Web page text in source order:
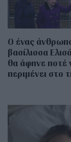
Ο ένας
βασίλισσα
θα άφηνε ποτέ
περιμένει στο